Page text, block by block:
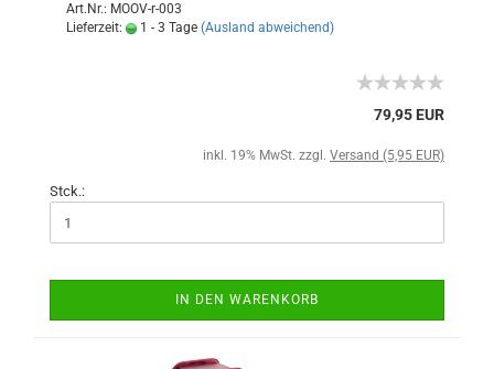
Art.Nr.: MOOV-r-003
Lieferzeit:
1 - 3 Tage (Ausland abweichend)
79,95 EUR
inkl. 19% MwSt. zzgl. Versand (5,95 EUR)
Stck.:
IN DEN WARENKORB